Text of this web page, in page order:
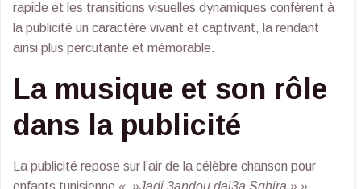
rapide et les transitions visuelles dynamiques confèrent à
la publicité un caractère vivant et captivant, la rendant
ainsi plus percutante et mémorable.
La musique et son rôle
dans la publicité
La publicité repose sur l’air de la célèbre chanson pour